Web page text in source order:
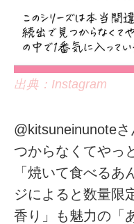
出典：Instagram
@kitsuneinunote
つからなくてやっ
「焼いて食べる
ジによると数量限
香り」も魅力の「